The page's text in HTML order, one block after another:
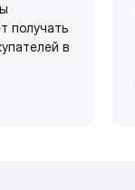
получать
в